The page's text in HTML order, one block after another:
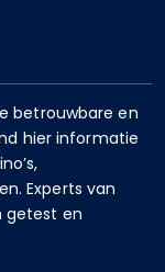
betrouwbare en
hier informatie
Experts van
getest en